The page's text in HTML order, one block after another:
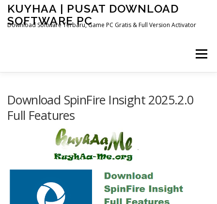
Skip
content
KUYHAA | PUSAT DOWNLOAD
SOFTWARE PC
Download Software Terbaru, Game PC Gratis & Full Version Activator
Menu
OTHER PAGES
Download SpinFire Insight 2025.2.0
Full Features